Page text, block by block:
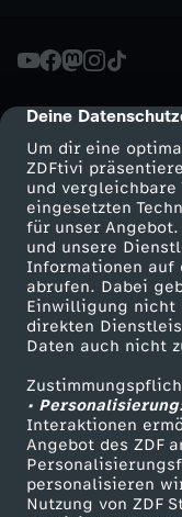
cmp-dialog-
Deine
Um dir eine
ZDFtivi
und vergleichbare
eingesetzten
für unser
und unsere
Informationen auf
abrufen. Dabei
Einwilligung nicht
direkten
Daten auch nicht
•
Interaktionen
Angebot des ZDF
personalisieren
Nutzung von ZDF
A
g
r
e
e
t
o
D
i
Mehr ZDF
ZDF-Apps
Smart TV
ZDFtext
Livestreams
Sendungen A-Z
TV-Programm